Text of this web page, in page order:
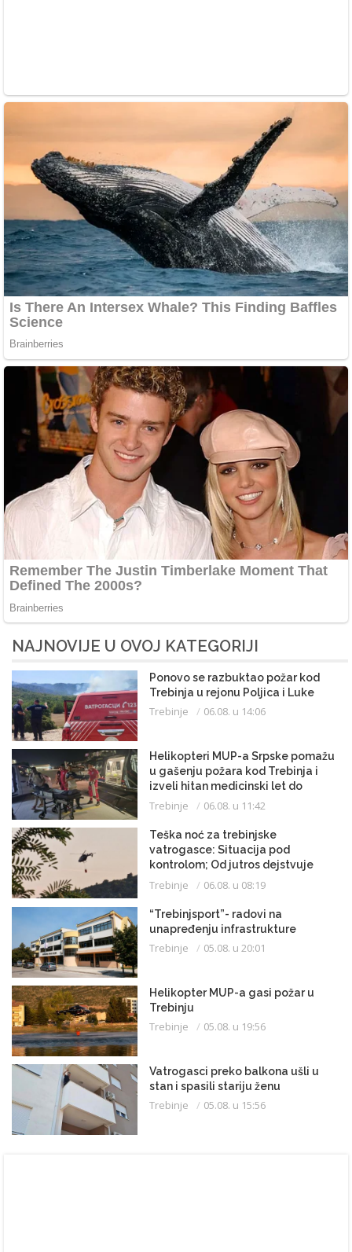
NAJNOVIJE U OVOJ KATEGORIJI
Ponovo se razbuktao požar kod
Trebinja u rejonu Poljica i Luke
Trebinje 06.08. u 14:06
Helikopteri MUP-a Srpske pomažu
u gašenju požara kod Trebinja i
izveli hitan medicinski let do
Beograda
Trebinje 06.08. u 11:42
Teška noć za trebinjske
vatrogasce: Situacija pod
kontrolom; Od jutros dejstvuje
helikopter
Trebinje 06.08. u 08:19
“Trebinjsport”- radovi na
unapređenju infrastrukture
Trebinje 05.08. u 20:01
Helikopter MUP-a gasi požar u
Trebinju
Trebinje 05.08. u 19:56
Vatrogasci preko balkona ušli u
stan i spasili stariju ženu
Trebinje 05.08. u 15:56